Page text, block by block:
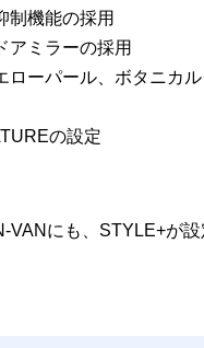
制機能の採用
アミラーの採用
ローパール、ボタニカ
の設定
VANにも、STYLE+が設